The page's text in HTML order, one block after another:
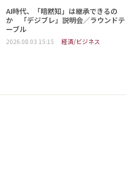
AI時代、「暗黙知」は継承できるの
か 「デジブレ」説明会／ラウンドテ
ーブル
2026.08.03 15:15 経済/ビジネス